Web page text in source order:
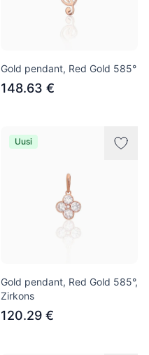
Gold pendant, Red Gold 585°
148.63 €
Uusi
Gold pendant, Red Gold 585°,
Zirkons
120.29 €